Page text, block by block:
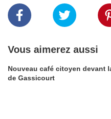
Vous aimerez aussi
Nouveau café citoyen devant
de Gassicourt